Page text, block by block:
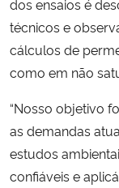
dos ensaios é
técnicos e
cálculos de
como em não
“Nosso objetivo
as demandas
estudos
confiáveis e